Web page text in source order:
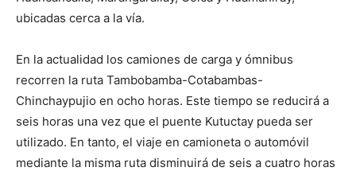
ubicadas cerca a la vía.
En la actualidad los camiones de carga y ómnibus
recorren la ruta Tambobamba-Cotabambas-
Chinchaypujio en ocho horas. Este tiempo se reducirá a
seis horas una vez que el puente Kutuctay pueda ser
utilizado. En tanto, el viaje en camioneta o automóvil
mediante la misma ruta disminuirá de seis a cuatro horas